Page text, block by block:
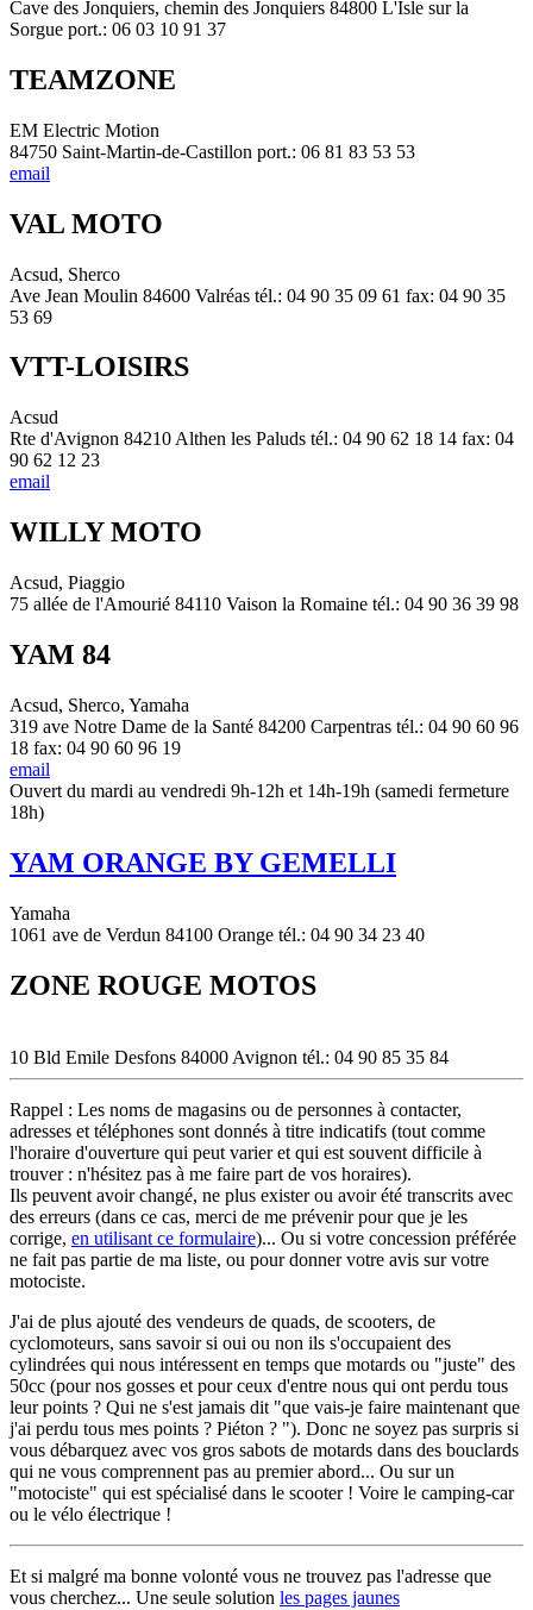
Cave des Jonquiers, chemin des Jonquiers 84800 L'Isle sur la
Sorgue port.: 06 03 10 91 37
TEAMZONE
EM Electric Motion
84750 Saint-Martin-de-Castillon port.: 06 81 83 53 53
email
VAL MOTO
Acsud, Sherco
Ave Jean Moulin 84600 Valréas tél.: 04 90 35 09 61 fax: 04 90 35
53 69
VTT-LOISIRS
Acsud
Rte d'Avignon 84210 Althen les Paluds tél.: 04 90 62 18 14 fax: 04
90 62 12 23
email
WILLY MOTO
Acsud, Piaggio
75 allée de l'Amourié 84110 Vaison la Romaine tél.: 04 90 36 39 98
YAM 84
Acsud, Sherco, Yamaha
319 ave Notre Dame de la Santé 84200 Carpentras tél.: 04 90 60 96
18 fax: 04 90 60 96 19
email
Ouvert du mardi au vendredi 9h-12h et 14h-19h (samedi fermeture
18h)
YAM ORANGE BY GEMELLI
Yamaha
1061 ave de Verdun 84100 Orange tél.: 04 90 34 23 40
ZONE ROUGE MOTOS
10 Bld Emile Desfons 84000 Avignon tél.: 04 90 85 35 84
Rappel : Les noms de magasins ou de personnes à contacter,
adresses et téléphones sont donnés à titre indicatifs (tout comme
l'horaire d'ouverture qui peut varier et qui est souvent difficile à
trouver : n'hésitez pas à me faire part de vos horaires).
Ils peuvent avoir changé, ne plus exister ou avoir été transcrits avec
des erreurs (dans ce cas, merci de me prévenir pour que je les
corrige, en utilisant ce formulaire)... Ou si votre concession préférée
ne fait pas partie de ma liste, ou pour donner votre avis sur votre
motociste.
J'ai de plus ajouté des vendeurs de quads, de scooters, de
cyclomoteurs, sans savoir si oui ou non ils s'occupaient des
cylindrées qui nous intéressent en temps que motards ou "juste" des
50cc (pour nos gosses et pour ceux d'entre nous qui ont perdu tous
leur points ? Qui ne s'est jamais dit "que vais-je faire maintenant que
j'ai perdu tous mes points ? Piéton ? "). Donc ne soyez pas surpris si
vous débarquez avec vos gros sabots de motards dans des bouclards
qui ne vous comprennent pas au premier abord... Ou sur un
"motociste" qui est spécialisé dans le scooter ! Voire le camping-car
ou le vélo électrique !
Et si malgré ma bonne volonté vous ne trouvez pas l'adresse que
vous cherchez... Une seule solution les pages jaunes